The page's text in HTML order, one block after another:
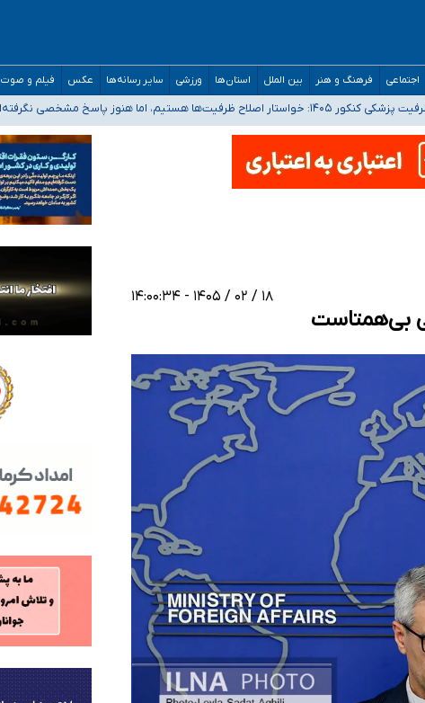
اجتماعی فرهنگ و هنر بین الملل استان‌ها ورزشی سایر رسانه‌ها عکس فیلم و صوت
هستیم، اما هنوز پاسخ مشخصی نگرفته‌ایم
فرماندهی صحنه عملیات و دکترای تخصصی جغرافیای نظامی دافوس آجا
و بیمه
و کرمان بالاتر از آستانه هشدار
۱۸ / ۰۲ / ۱۴۰۵ - ۱۴:۰۰:۳۴
بی‌همتاست